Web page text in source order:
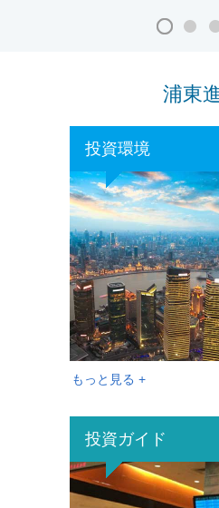
浦東
投資環境
もっと見る +
投資ガイド